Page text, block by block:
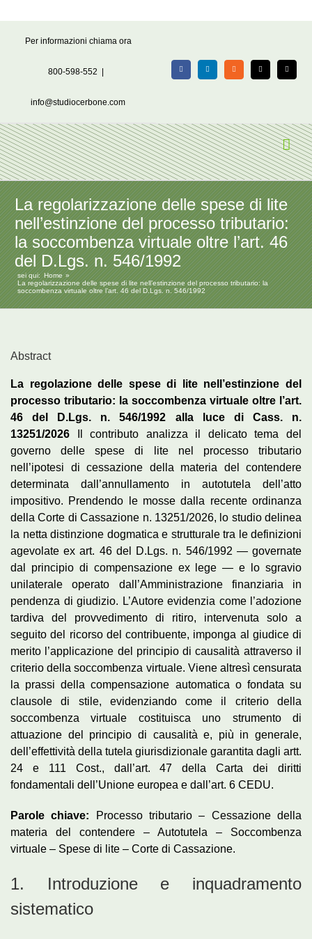
Per informazioni chiama ora
800-598-552
info@studiocerbone.com
FacebookLinkedIn Rss X Email
La regolarizzazione delle spese di lite
nell’estinzione del processo tributario:
la soccombenza virtuale oltre l’art. 46
del D.Lgs. n. 546/1992
sei qui: Home
La regolarizzazione delle spese di lite nell’estinzione del processo tributario: la
soccombenza virtuale oltre l’art. 46 del D.Lgs. n. 546/1992
Abstract
La regolazione delle spese di lite nell’estinzione del
processo tributario: la soccombenza virtuale oltre l’art.
46 del D.Lgs. n. 546/1992 alla luce di Cass. n.
13251/2026 Il contributo analizza il delicato tema del
governo delle spese di lite nel processo tributario
nell’ipotesi di cessazione della materia del contendere
determinata dall’annullamento in autotutela dell’atto
impositivo. Prendendo le mosse dalla recente ordinanza
della Corte di Cassazione n. 13251/2026, lo studio delinea
la netta distinzione dogmatica e strutturale tra le definizioni
agevolate ex art. 46 del D.Lgs. n. 546/1992 — governate
dal principio di compensazione ex lege — e lo sgravio
unilaterale operato dall’Amministrazione finanziaria in
pendenza di giudizio. L’Autore evidenzia come l’adozione
tardiva del provvedimento di ritiro, intervenuta solo a
seguito del ricorso del contribuente, imponga al giudice di
merito l’applicazione del principio di causalità attraverso il
criterio della soccombenza virtuale. Viene altresì censurata
la prassi della compensazione automatica o fondata su
clausole di stile, evidenziando come il criterio della
soccombenza virtuale costituisca uno strumento di
attuazione del principio di causalità e, più in generale,
dell’effettività della tutela giurisdizionale garantita dagli artt.
24 e 111 Cost., dall’art. 47 della Carta dei diritti
fondamentali dell’Unione europea e dall’art. 6 CEDU.
Parole chiave: Processo tributario – Cessazione della
materia del contendere – Autotutela – Soccombenza
virtuale – Spese di lite – Corte di Cassazione.
1. Introduzione e inquadramento
sistematico